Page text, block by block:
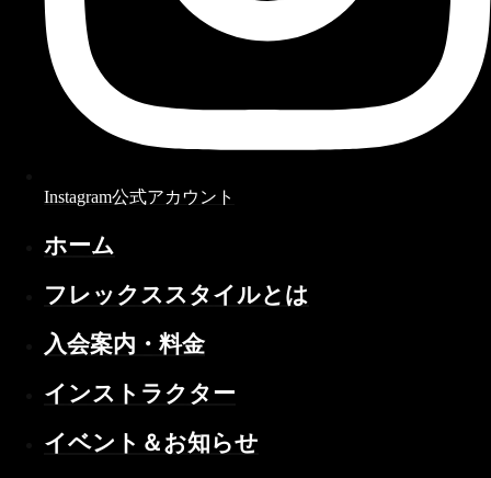
Instagram公式アカウント
ホーム
フレックススタイルとは
入会案内・料金
インストラクター
イベント＆お知らせ